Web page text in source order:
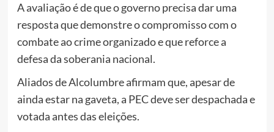
A avaliação é de queo governo precisa dar uma
resposta que demonstre o compromisso com o
combate ao crime organizado e que reforce a
defesa da soberania nacional.
Aliados de Alcolumbre afirmam que, apesar de
ainda estar na gaveta, a PEC deve ser despachada e
votada antes das eleições.